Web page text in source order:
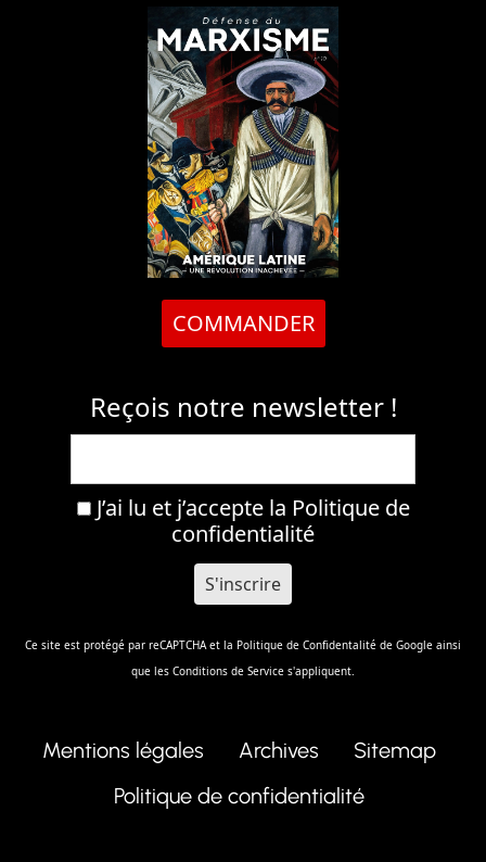
COMMANDER
Reçois notre newsletter !
J’ai lu et j’accepte la Politique de
confidentialité
Ce site est protégé par reCAPTCHA et la Politique de Confidentalité de Google ainsi
que les Conditions de Service s'appliquent.
Mentions légales Archives
Sitemap
Politique de confidentialité